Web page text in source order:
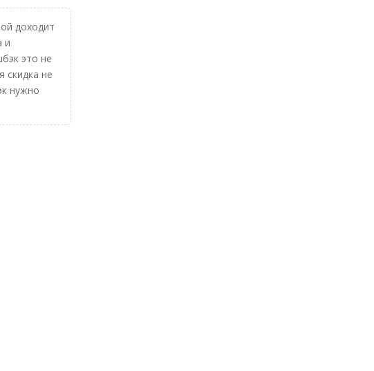
доходит
и
это не
скидка не
нужно